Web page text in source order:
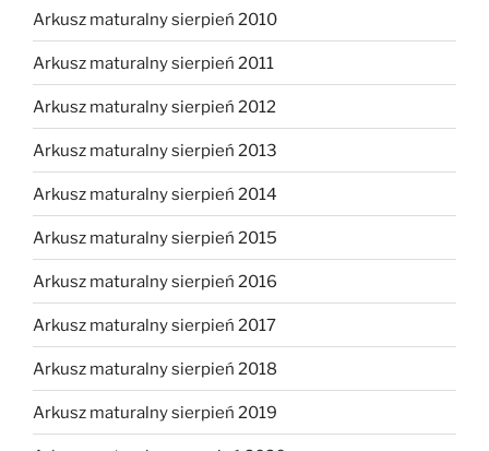
Arkusz maturalny sierpień 2010
Arkusz maturalny sierpień 2011
Arkusz maturalny sierpień 2012
Arkusz maturalny sierpień 2013
Arkusz maturalny sierpień 2014
Arkusz maturalny sierpień 2015
Arkusz maturalny sierpień 2016
Arkusz maturalny sierpień 2017
Arkusz maturalny sierpień 2018
Arkusz maturalny sierpień 2019